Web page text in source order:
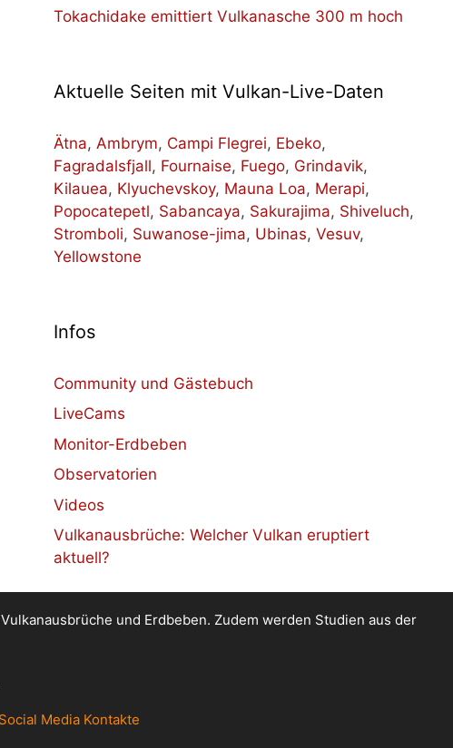
Tokachidake emittiert Vulkanasche 300 m hoch
Aktuelle Seiten mit Vulkan-Live-Daten
Ätna, Ambrym, Campi Flegrei, Ebeko,
Fagradalsfjall, Fournaise, Fuego, Grindavik,
Kilauea, Klyuchevskoy, Mauna Loa, Merapi,
Popocatepetl, Sabancaya, Sakurajima, Shiveluch,
Stromboli, Suwanose-jima, Ubinas, Vesuv,
Yellowstone
Infos
Community und Gästebuch
LiveCams
Monitor-Erdbeben
Observatorien
Videos
Vulkanausbrüche: Welcher Vulkan eruptiert
aktuell?
und Erdbeben. Zudem werden Studien aus der
Social Media Kontakte